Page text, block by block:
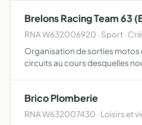
Brelons Racing Team 63
RNA W632006920 · Sport ·
Organisation de sorties motos
circuits au cours desquelles
Brico Plomberie
RNA W632007430 · Loisirs et